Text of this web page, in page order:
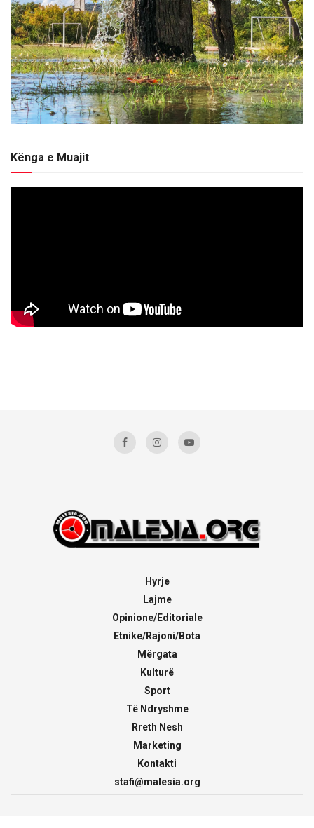
Kënga e Muajit
Hyrje
Lajme
Opinione/Editoriale
Etnike/Rajoni/Bota
Mërgata
Kulturë
Sport
Të Ndryshme
Rreth Nesh
Marketing
Kontakti
stafi@malesia.org